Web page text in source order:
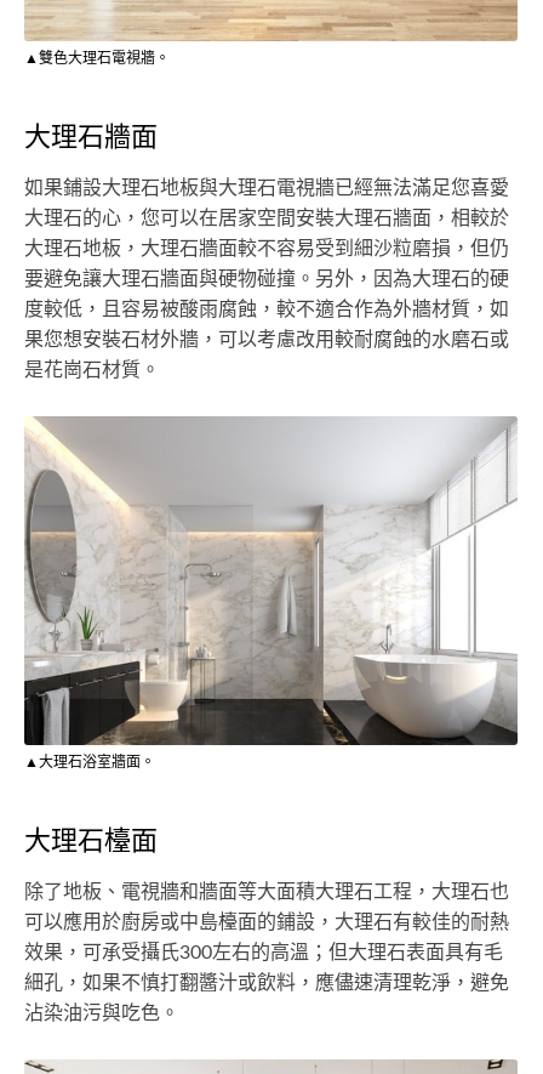
▲雙色大理石電視牆。
大理石牆面
如果鋪設大理石地板與大理石電視牆已經無法滿足您喜愛
大理石的心，您可以在居家空間安裝大理石牆面，相較於
大理石地板，大理石牆面較不容易受到細沙粒磨損，但仍
要避免讓大理石牆面與硬物碰撞。另外，因為大理石的硬
度較低，且容易被酸雨腐蝕，較不適合作為外牆材質，如
果您想安裝石材外牆，可以考慮改用較耐腐蝕的水磨石或
是花崗石材質。
▲大理石浴室牆面。
大理石檯面
除了地板、電視牆和牆面等大面積大理石工程，大理石也
可以應用於廚房或中島檯面的鋪設，大理石有較佳的耐熱
效果，可承受攝氏300左右的高溫；但大理石表面具有毛
細孔，如果不慎打翻醬汁或飲料，應儘速清理乾淨，避免
沾染油污與吃色。